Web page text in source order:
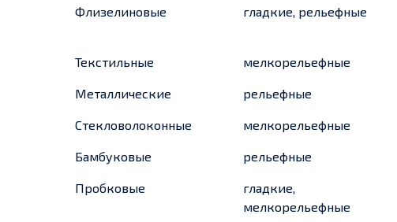
Флизелиновые гладкие, рельефные
Текстильные мелкорельефные
Металлические рельефные
Стекловолоконные мелкорельефные
Бамбуковые рельефные
Пробковые
гладкие,
мелкорельефные